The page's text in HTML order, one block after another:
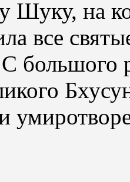
Шуку, на
все
большого